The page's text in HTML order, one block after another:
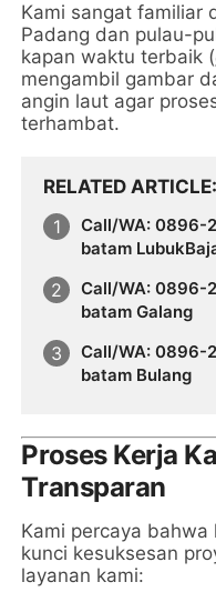
Kami sangat familiar
Padang dan pulau-
kapan waktu terbaik (
mengambil gambar
angin laut agar
terhambat.
RELATED ARTICLE
Call/WA: 0896-
batam
Call/WA: 0896-
batam Galang
Call/WA: 0896-
batam Bulang
Proses Kerja
Transparan
Kami percaya
kunci kesuksesan
layanan kami: